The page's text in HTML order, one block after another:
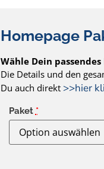
Homepage
Wähle Dein
Die Details und den
Du auch direkt >>hier
Paket *